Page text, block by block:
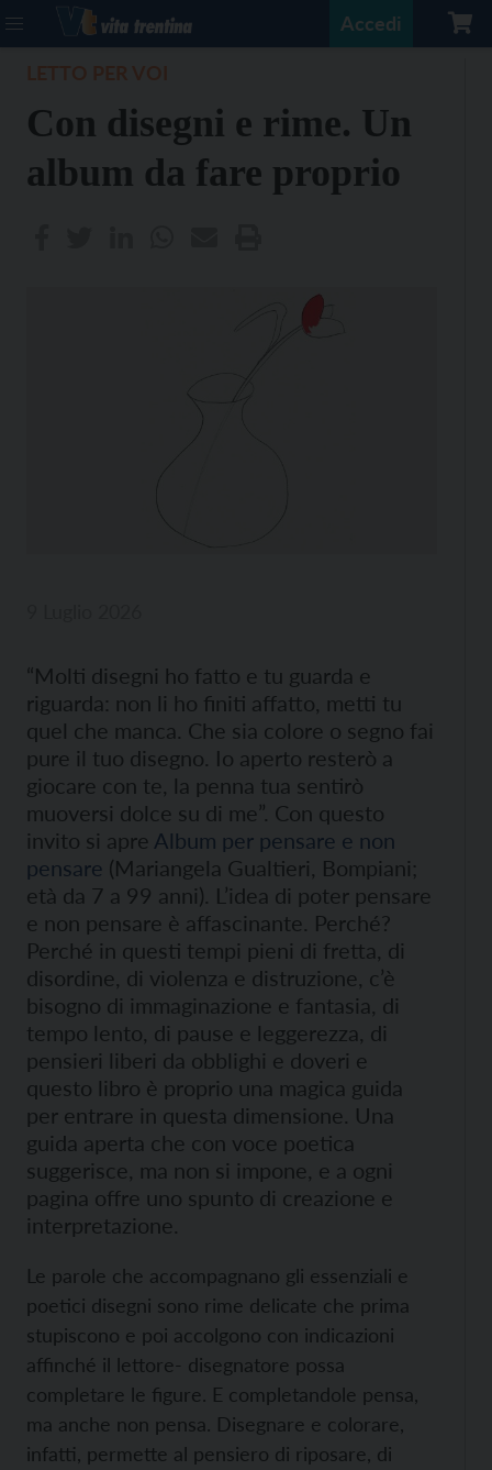
Accedi
Con disegni e rime. Un
album da fare proprio
“Molti disegni ho fatto e tu guarda e
riguarda: non li ho finiti affatto, metti tu
quel che manca. Che sia colore o segno fai
pure il tuo disegno. Io aperto resterò a
giocare con te, la penna tua sentirò
muoversi dolce su di me”. Con questo
invito si apre Album per pensare e non
pensare (Mariangela Gualtieri, Bompiani;
età da 7 a 99 anni). L’idea di poter pensare
e non pensare è affascinante. Perché?
Perché in questi tempi pieni di fretta, di
disordine, di violenza e distruzione, c’è
bisogno di immaginazione e fantasia, di
tempo lento, di pause e leggerezza, di
pensieri liberi da obblighi e doveri e
questo libro è proprio una magica guida
per entrare in questa dimensione. Una
guida aperta che con voce poetica
suggerisce, ma non si impone, e a ogni
pagina offre uno spunto di creazione e
interpretazione.
Le parole che accompagnano gli essenziali e
poetici disegni sono rime delicate che prima
stupiscono e poi accolgono con indicazioni
affinché il lettore- disegnatore possa
completare le figure. E completandole pensa,
ma anche non pensa. Disegnare e colorare,
infatti, permette al pensiero di riposare, di